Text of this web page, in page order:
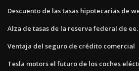
Descuento de las tasas hipotecarias de
Alza de tasas de la reserva federal de ee.
Ventaja del seguro de crédito comercial
Tesla motors el futuro de los coches